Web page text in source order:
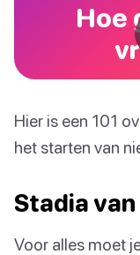
Hoe
Hier is een 101
het starten van
Stadia
Voor alles moet